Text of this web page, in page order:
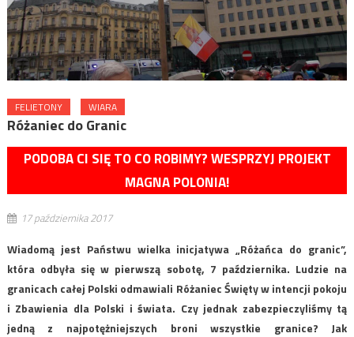
FELIETONY WIARA
Różaniec do Granic
PODOBA CI SIĘ TO CO ROBIMY? WESPRZYJ PROJEKT
MAGNA POLONIA!
17 października 2017
Wiadomą jest Państwu wielka inicjatywa „Różańca do granic”,
która odbyła się w pierwszą sobotę, 7 października. Ludzie na
granicach całej Polski odmawiali Różaniec Święty w intencji pokoju
i Zbawienia dla Polski i świata. Czy jednak zabezpieczyliśmy tą
jedną z najpotężniejszych broni wszystkie granice? Jak